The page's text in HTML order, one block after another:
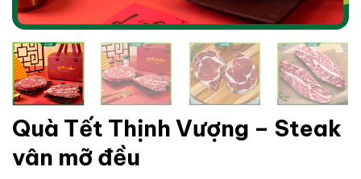
Quà Tết Thịnh Vượng – Steak
vân mỡ đều